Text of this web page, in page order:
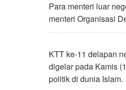
Para menteri luar
menteri Organisasi
KTT ke-11 delapan
digelar pada Kamis
politik di dunia Islam.